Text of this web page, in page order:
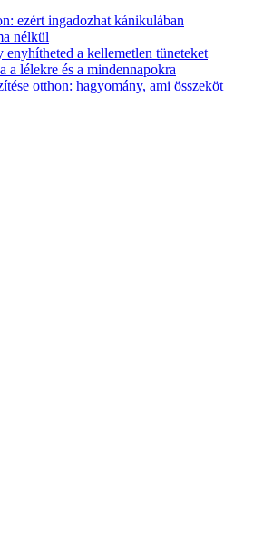
ezért ingadozhat kánikulában
nélkül
a kellemetlen tüneteket
a lélekre és a mindennapokra
otthon: hagyomány, ami összeköt